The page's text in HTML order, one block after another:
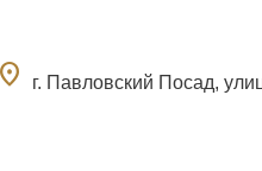
г. Павловский Посад,